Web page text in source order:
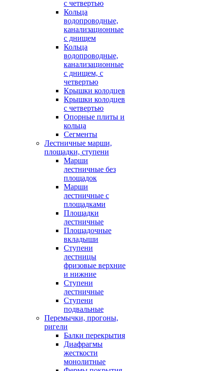
с четвертью
Кольца
водопроводные,
канализационные
с днищем
Кольца
водопроводные,
канализационные
с днищем, с
четвертью
Крышки колодцев
Крышки колодцев
с четвертью
Опорные плиты и
кольца
Сегменты
Лестничные марши,
площадки, ступени
Марши
лестничные без
площадок
Марши
лестничные с
площадками
Площадки
лестничные
Площадочные
вкладыши
Ступени
лестницы
фризовые верхние
и нижние
Ступени
лестничные
Ступени
подвальные
Перемычки, прогоны,
ригели
Балки перекрытия
Диафрагмы
жесткости
монолитные